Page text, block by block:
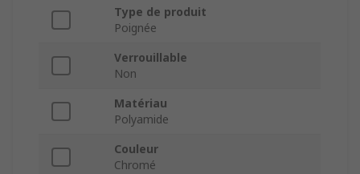
Type de produit
Poignée
Verrouillable
Non
Matériau
Polyamide
Couleur
Chromé